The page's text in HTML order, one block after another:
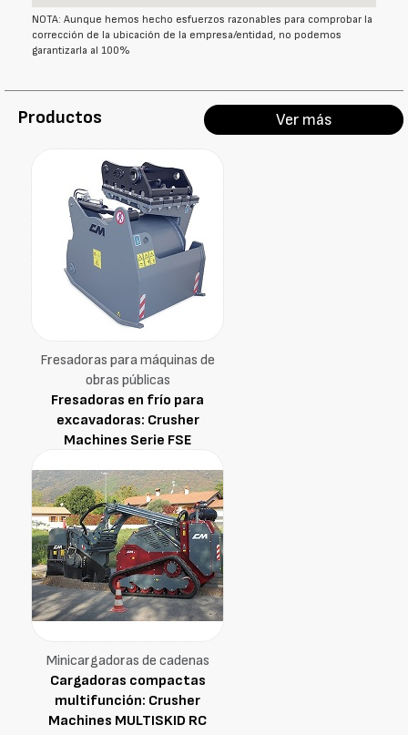
NOTA: Aunque hemos hecho esfuerzos razonables para comprobar la
corrección de la ubicación de la empresa/entidad, no podemos
garantizarla al 100%
Productos Ver más
Fresadoras para máquinas de
obras públicas
Fresadoras en frío para
excavadoras: Crusher
Machines Serie FSE
Minicargadoras de cadenas
Cargadoras compactas
multifunción: Crusher
Machines MULTISKID RC